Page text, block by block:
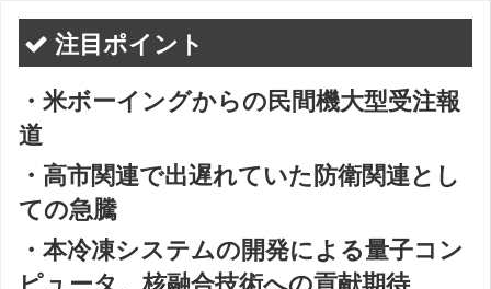
注目ポイント
・米ボーイングからの民間機大型受注報
道
・高市関連で出遅れていた防衛関連とし
ての急騰
・本冷凍システムの開発による量子コン